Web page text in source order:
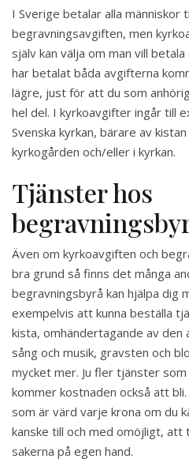
I Sverige betalar alla människor
begravningsavgiften, men
själv kan välja om man vill
har betalat båda avgifterna
lägre, just för att du som
hel del. I kyrkoavgifter ingår till
Svenska kyrkan, bärare av
kyrkogården och/eller i kyrkan.
Tjänster hos
Även om kyrkoavgiften och
bra grund så finns det många
begravningsbyrå kan hjälpa dig
exempelvis att kunna beställa
kista, omhändertagande av den
sång och musik, gravsten och
mycket mer. Ju fler tjänster
kommer kostnaden också att
som är värd varje krona om du
kanske till och med omöjligt, att
sakerna på egen hand.